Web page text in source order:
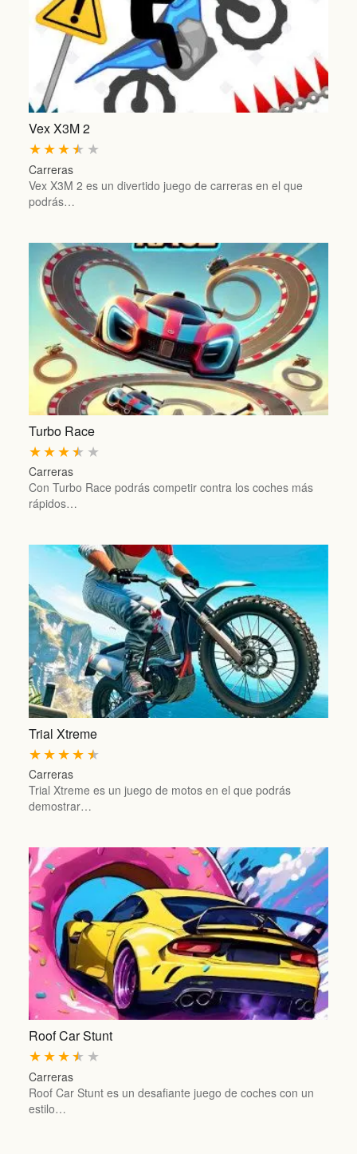
Vex X3M 2
★
★
★
★
★
Carreras
Vex X3M 2 es un divertido juego de carreras en el que
podrás…
Turbo Race
★
★
★
★
★
Carreras
Con Turbo Race podrás competir contra los coches más
rápidos…
Trial Xtreme
★
★
★
★
★
Carreras
Trial Xtreme es un juego de motos en el que podrás
demostrar…
Roof Car Stunt
★
★
★
★
★
Carreras
Roof Car Stunt es un desafiante juego de coches con un
estilo…